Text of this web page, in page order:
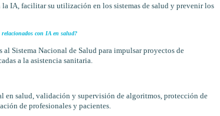
IA, facilitar su utilización en los sistemas de salud y prevenir los
con IA en salud?
Sistema Nacional de Salud para impulsar proyectos de
a la asistencia sanitaria.
en salud, validación y supervisión de algoritmos, protección de
de profesionales y pacientes.